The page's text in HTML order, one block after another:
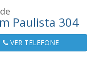
Paulista 304
VER TELEFONE